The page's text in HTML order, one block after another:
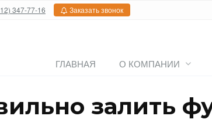
347-77-16 Заказать звонок
ГЛАВНАЯ О КОМПАНИИ
залить